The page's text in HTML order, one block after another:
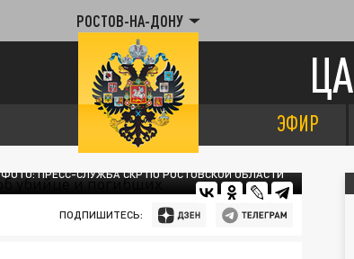
РОСТОВ-НА-ДОНУ
ЭФИР
ФОТО: ПРЕСС-СЛУЖБА СКР ПО РОСТОВСКОЙ ОБЛАСТИ
ПОДПИШИТЕСЬ: